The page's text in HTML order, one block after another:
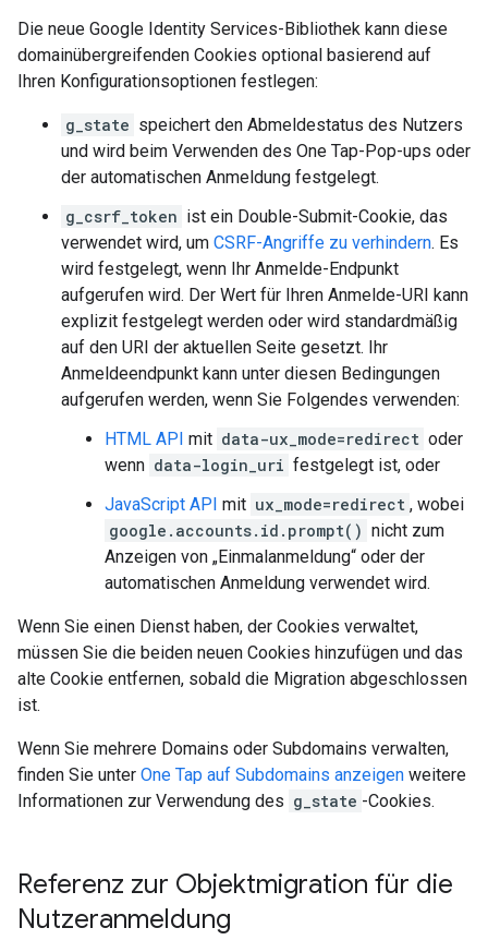
Die neue Google Identity Services-Bibliothek kann diese
domainübergreifenden Cookies optional basierend auf
Ihren Konfigurationsoptionen festlegen:
g_state speichert den Abmeldestatus des Nutzers
und wird beim Verwenden des One Tap-Pop-ups oder
der automatischen Anmeldung festgelegt.
g_csrf_token ist ein Double-Submit-Cookie, das
verwendet wird, um CSRF-Angriffe zu verhindern. Es
wird festgelegt, wenn Ihr Anmelde-Endpunkt
aufgerufen wird. Der Wert für Ihren Anmelde-URI kann
explizit festgelegt werden oder wird standardmäßig
auf den URI der aktuellen Seite gesetzt. Ihr
Anmeldeendpunkt kann unter diesen Bedingungen
aufgerufen werden, wenn Sie Folgendes verwenden:
HTML API mit data-ux_mode=redirect oder
wenn data-login_uri festgelegt ist, oder
JavaScript API mit ux_mode=redirect , wobei
google.accounts.id.prompt() nicht zum
Anzeigen von „Einmalanmeldung“ oder der
automatischen Anmeldung verwendet wird.
Wenn Sie einen Dienst haben, der Cookies verwaltet,
müssen Sie die beiden neuen Cookies hinzufügen und das
alte Cookie entfernen, sobald die Migration abgeschlossen
ist.
Wenn Sie mehrere Domains oder Subdomains verwalten,
finden Sie unter One Tap auf Subdomains anzeigen weitere
Informationen zur Verwendung des g_state -Cookies.
Referenz zur Objektmigration für die
Nutzeranmeldung